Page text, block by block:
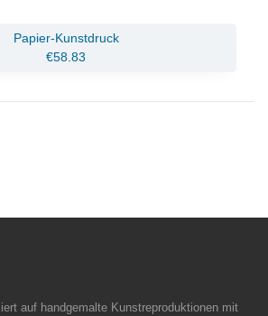
Papier-Kunstdruck
€58.83
auf handgemalte Kunstreproduktionen mit